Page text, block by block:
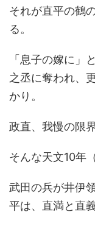
それが直平の鶴
る。
「息子の嫁に」
之丞に奪われ、
かり。
政直、我慢の限
そんな天文10年
武田の兵が井伊
平は、直満と直